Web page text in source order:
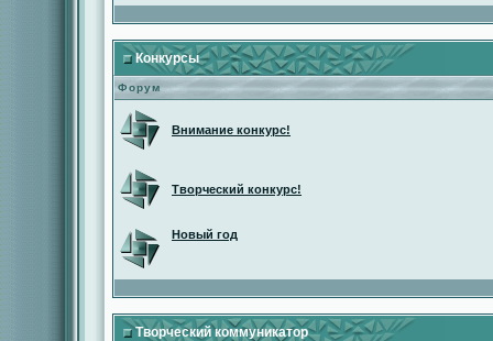
Конкурсы
Форум
Внимание конкурс!
Творческий конкурс!
Новый год
Творческий коммуникатор